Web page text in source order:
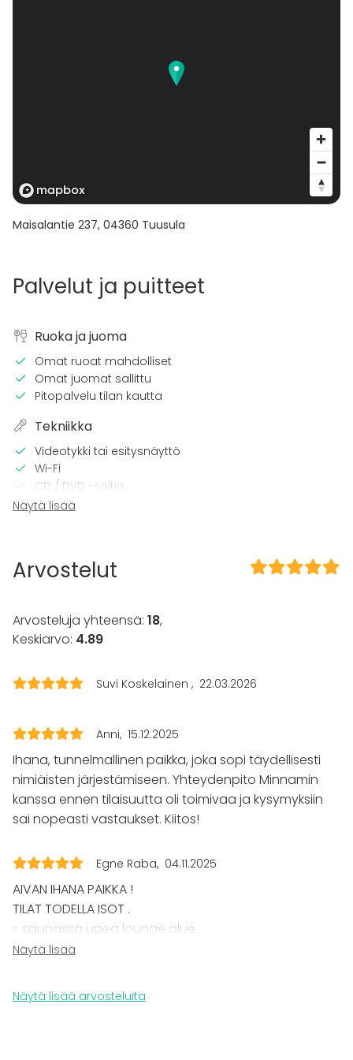
Maisalantie 237, 04360 Tuusula
Palvelut ja puitteet
Ruoka ja juoma
Omat ruoat mahdolliset
Omat juomat sallittu
Pitopalvelu tilan kautta
Tekniikka
Videotykki tai esitysnäyttö
Wi-Fi
CD / DVD -soitin
TV
Terassi
Sauna
Piha
Palju / poreallas
Piano
Pyyhkeet
Astiasto
Tapahtumatyypit
Juhlat
Saunailta
Kokous
Seminaari / konferenssi
Messut
Esitys / näytös
Elämys / aktiviteetti
Näytä lisää
Arvostelut
Arvosteluja yhteensä: 18,
Keskiarvo: 4.89
Suvi Koskelainen 22.03.2026
Anni 15.12.2025
Ihana, tunnelmallinen paikka, joka sopi täydellisesti
nimiäisten järjestämiseen. Yhteydenpito Minnamin
kanssa ennen tilaisuutta oli toimivaa ja kysymyksiin
sai nopeasti vastaukset. Kiitos!
Egne Raba 04.11.2025
AIVAN IHANA PAIKKA !
TILAT TODELLA ISOT .
- saunassa upea lounge alue.
Keittiössä kaikki olemassa, mitä tarvitset.
Meillä oli 25 henkilön synttärit ja paikka aivaaaan
super kiva:)
Näytä lisää
Näytä lisää arvosteluita